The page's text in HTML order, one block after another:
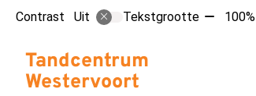
Contrast Uit Tekstgrootte Tekst100%
Tandcentrum
Westervoort